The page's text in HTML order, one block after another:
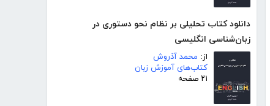
دانلود کتاب تحلیلی بر نظام نحو دستوری در
زبان‌شناسی انگلیسی
از: محمد آذروش
کتاب‌های آموزش زبان
۲۱ صفحه